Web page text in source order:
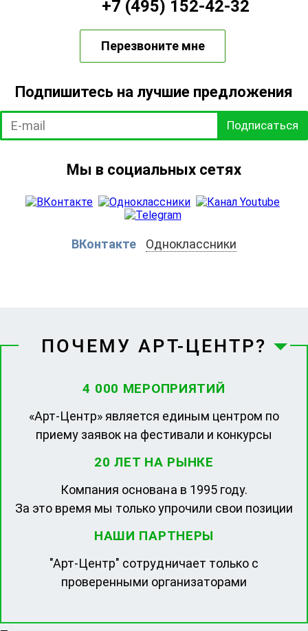
+7 (495) 152-42-32
Перезвоните мне
Подпишитесь на лучшие предложения
Подписаться
Мы в социальных сетях
ВКонтакте Одноклассники
ПОЧЕМУ АРТ-ЦЕНТР?
4 000 МЕРОПРИЯТИЙ
«Арт-Центр» является единым центром по
приему заявок на фестивали и конкурсы
20 ЛЕТ НА РЫНКЕ
Компания основана в 1995 году.
За это время мы только упрочили свои позиции
НАШИ ПАРТНЕРЫ
"Арт-Центр" сотрудничает только с
проверенными организаторами